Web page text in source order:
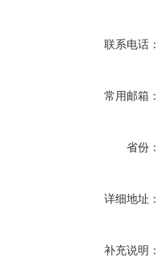
联系电话：
常用邮箱：
省份：
详细地址：
补充说明：